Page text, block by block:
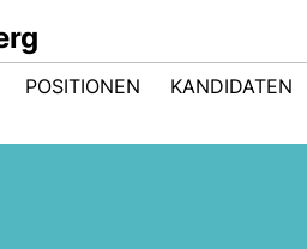
POSITIONEN KANDIDATEN